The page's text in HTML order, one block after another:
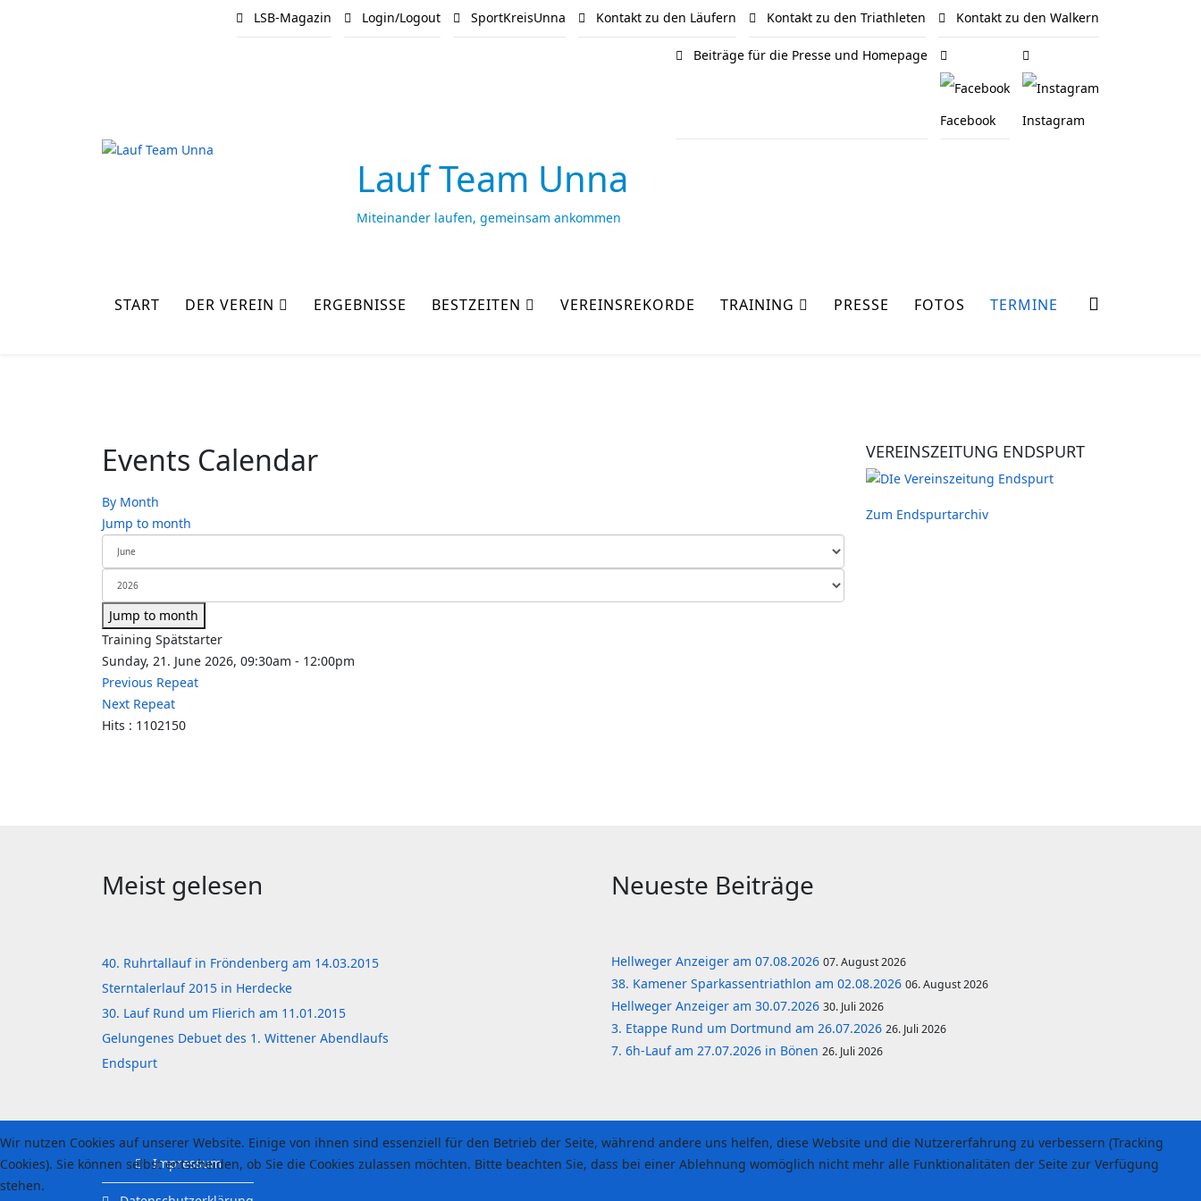
LSB-Magazin Login/Logout SportKreisUnna Kontakt zu den Läufern Kontakt zu den Triathleten Kontakt zu den Walkern
Beiträge für die Presse und Homepage
Facebook Instagram
Lauf Team Unna
Miteinander laufen, gemeinsam ankommen
START DER VEREIN ERGEBNISSE BESTZEITEN VEREINSREKORDE TRAINING PRESSE FOTOS TERMINE
Events Calendar
By Month
Jump to month
Jump to month
Training Spätstarter
Sunday, 21. June 2026, 09:30am - 12:00pm
Previous Repeat
Next Repeat
Hits : 1102150
VEREINSZEITUNG ENDSPURT
Zum Endspurtarchiv
Meist gelesen
40. Ruhrtallauf in Fröndenberg am 14.03.2015
Sterntalerlauf 2015 in Herdecke
30. Lauf Rund um Flierich am 11.01.2015
Gelungenes Debuet des 1. Wittener Abendlaufs
Endspurt
Neueste Beiträge
Hellweger Anzeiger am 07.08.2026 07. August 2026
38. Kamener Sparkassentriathlon am 02.08.2026 06. August 2026
Hellweger Anzeiger am 30.07.2026 30. Juli 2026
3. Etappe Rund um Dortmund am 26.07.2026 26. Juli 2026
7. 6h-Lauf am 27.07.2026 in Bönen 26. Juli 2026
Impressum
Wir nutzen Cookies auf unserer Website. Einige von ihnen sind essenziell für den Betrieb der Seite, während andere uns helfen, diese Website und die Nutzererfahrung zu verbessern (Tracking
Cookies). Sie können selbst entscheiden, ob Sie die Cookies zulassen möchten. Bitte beachten Sie, dass bei einer Ablehnung womöglich nicht mehr alle Funktionalitäten der Seite zur Verfügung
stehen.